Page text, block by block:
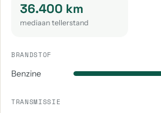
36.400 km
mediaan tellerstand
BRANDSTOF
Benzine
TRANSMISSIE